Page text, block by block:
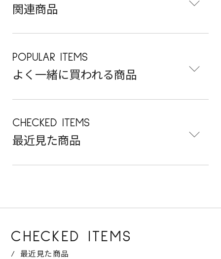
関連商品
POPULAR ITEMS
よく一緒に買われる商品
CHECKED ITEMS
最近見た商品
CHECKED ITEMS
最近見た商品